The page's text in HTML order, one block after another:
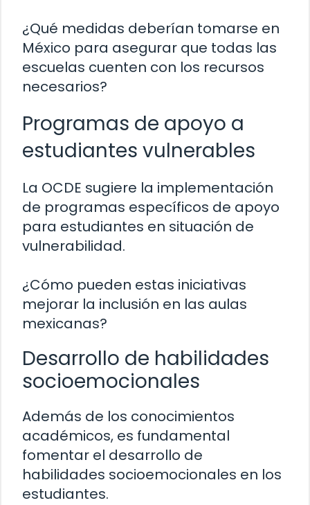
¿Qué medidas deberían tomarse en
México para asegurar que todas las
escuelas cuenten con los recursos
necesarios?
Programas de apoyo a
estudiantes vulnerables
La OCDE sugiere la implementación
de programas específicos de apoyo
para estudiantes en situación de
vulnerabilidad.
¿Cómo pueden estas iniciativas
mejorar la inclusión en las aulas
mexicanas?
Desarrollo de habilidades
socioemocionales
Además de los conocimientos
académicos, es fundamental
fomentar el desarrollo de
habilidades socioemocionales en los
estudiantes.